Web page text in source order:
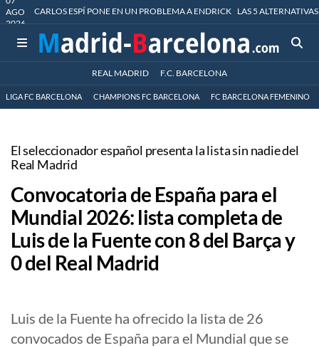
AGO
2026
CARLOS ESPÍ PONE EN UN PROBLEMA A ENDRICK LAS 5
REAL MADRID F.C. BARCELONA
LIGA FC BARCELONA CHAMPIONS FC BARCELONA FC BARCELONA FEMENINO
El seleccionador español presenta la lista sin nadie del
Real Madrid
Convocatoria de España para el
Mundial 2026: lista completa de
Luis de la Fuente con 8 del Barça y
0 del Real Madrid
Luis de la Fuente ha ofrecido la lista de 26
convocados de España para el Mundial que se